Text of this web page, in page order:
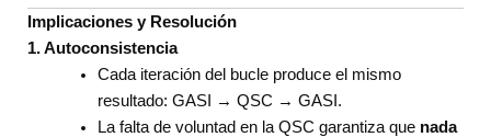
Implicaciones y Resolución
1. Autoconsistencia
Cada iteración del bucle produce el mismo
resultado: GASI → QSC → GASI.
La falta de voluntad en la QSC garantiza que nada